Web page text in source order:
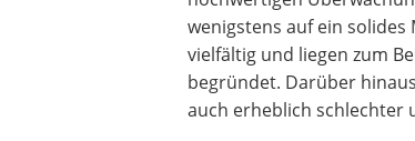
wenigstens auf ein
vielfältig und liegen zum
begründet. Darüber
auch erheblich schlechter